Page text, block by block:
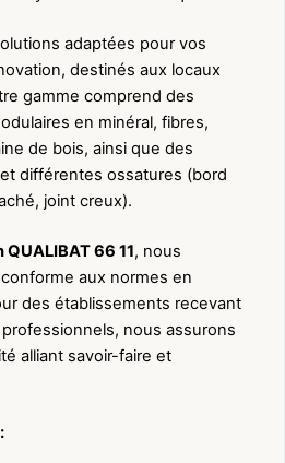
adaptées pour vos
destinés aux locaux
gamme comprend des
en minéral, fibres,
de bois, ainsi que des
différentes ossatures (bord
joint creux).
66 11, nous
aux normes en
des établissements recevant
nous assurons
alliant savoir-faire et